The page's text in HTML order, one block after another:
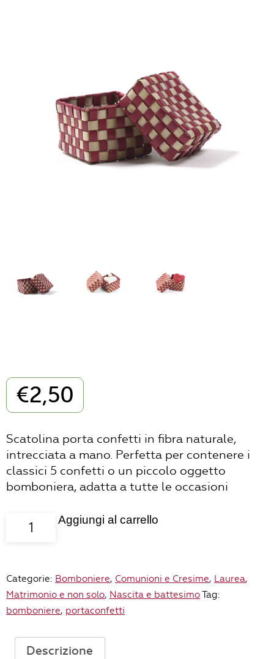
€2,50
Scatolina porta confetti in fibra naturale,
intrecciata a mano. Perfetta per contenere i
classici 5 confetti o un piccolo oggetto
bomboniera, adatta a tutte le occasioni
Scatolina
Dama
foglia
di
palma
Aggiungi al carrello
Categorie: Bomboniere, Comunioni e Cresime, Laurea,
Matrimonio e non solo, Nascita e battesimoTag:
bomboniere, portaconfetti
Descrizione